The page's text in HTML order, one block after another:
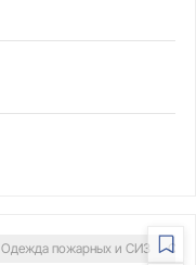
Одежда пожарных и СИЗ